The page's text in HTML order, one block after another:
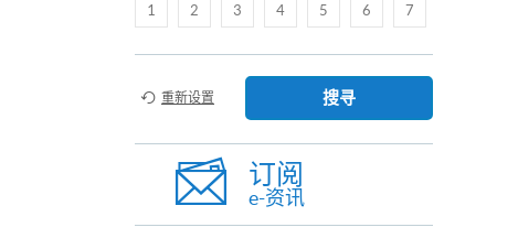
1 2 3 4 5 6 7
重新设置 搜寻
订阅
e-资讯